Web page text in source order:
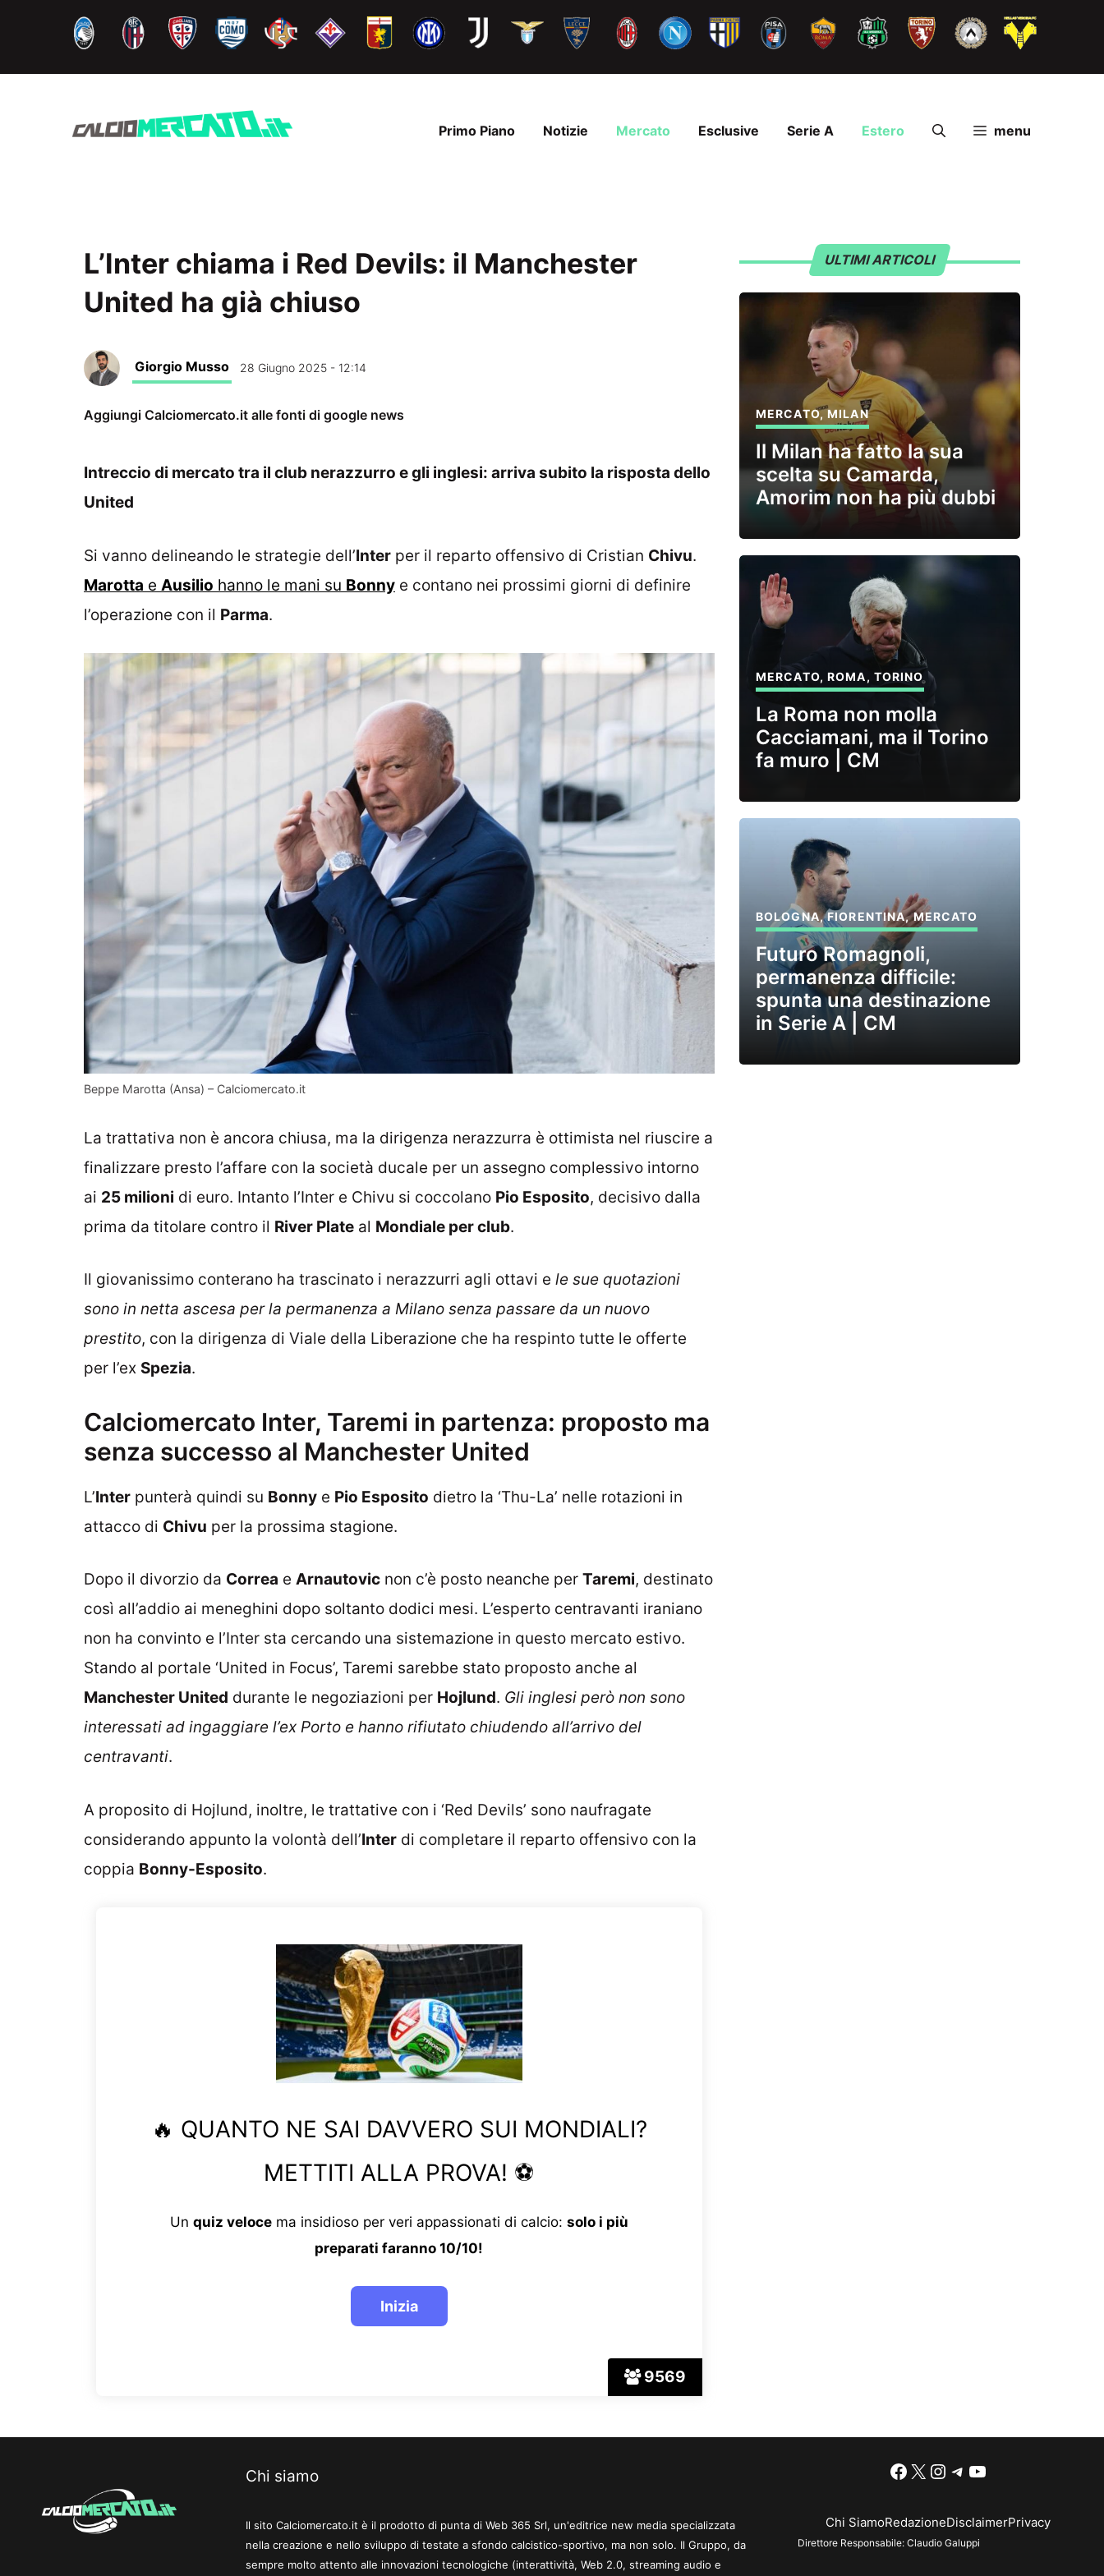
contenuto
Primo Piano Notizie Mercato Esclusive Serie A Estero menu
L’Inter chiama i Red Devils: il Manchester
United ha già chiuso
Giorgio Musso 28 Giugno 2025 - 12:14
Aggiungi Calciomercato.it alle fonti di google news
Intreccio di mercato tra il club nerazzurro e gli inglesi: arriva subito la risposta dello
United
Si vanno delineando le strategie dell’Inter per il reparto offensivo di Cristian Chivu.
Marotta e Ausilio hanno le mani su Bonny e contano nei prossimi giorni di definire
l’operazione con il Parma.
Beppe Marotta (Ansa) – Calciomercato.it
La trattativa non è ancora chiusa, ma la dirigenza nerazzurra è ottimista nel riuscire a
finalizzare presto l’affare con la società ducale per un assegno complessivo intorno
ai 25 milioni di euro. Intanto l’Inter e Chivu si coccolano Pio Esposito, decisivo dalla
prima da titolare contro il River Plate al Mondiale per club.
Il giovanissimo conterano ha trascinato i nerazzurri agli ottavi e le sue quotazioni
sono in netta ascesa per la permanenza a Milano senza passare da un nuovo
prestito, con la dirigenza di Viale della Liberazione che ha respinto tutte le offerte
per l’ex Spezia.
Calciomercato Inter, Taremi in partenza: proposto ma
senza successo al Manchester United
L’Inter punterà quindi su Bonny e Pio Esposito dietro la ‘Thu-La’ nelle rotazioni in
attacco di Chivu per la prossima stagione.
Dopo il divorzio da Correa e Arnautovic non c’è posto neanche per Taremi, destinato
così all’addio ai meneghini dopo soltanto dodici mesi. L’esperto centravanti iraniano
non ha convinto e l’Inter sta cercando una sistemazione in questo mercato estivo.
Stando al portale ‘United in Focus’, Taremi sarebbe stato proposto anche al
Manchester United durante le negoziazioni per Hojlund. Gli inglesi però non sono
interessati ad ingaggiare l’ex Porto e hanno rifiutato chiudendo all’arrivo del
centravanti.
A proposito di Hojlund, inoltre, le trattative con i ‘Red Devils’ sono naufragate
considerando appunto la volontà dell’Inter di completare il reparto offensivo con la
coppia Bonny-Esposito.
9569
🔥 QUANTO NE SAI DAVVERO SUI MONDIALI?
METTITI ALLA PROVA! ⚽
Un quiz velocema insidioso per veri appassionati di calcio: solo i più
preparati faranno 10/10!
ULTIMI ARTICOLI
MERCATO,MILAN
Il Milan ha fatto la sua
scelta su Camarda,
Amorim non ha più dubbi
MERCATO,ROMA, TORINO
La Roma non molla
Cacciamani, ma il Torino
fa muro | CM
BOLOGNA,FIORENTINA,MERCATO
Futuro Romagnoli,
permanenza difficile:
spunta una destinazione
in Serie A | CM
Chi siamo
Il sito Calciomercato.it è il prodotto di punta di Web 365 Srl, un'editrice new media specializzata
nella creazione e nello sviluppo di testate a sfondo calcistico-sportivo, ma non solo. Il Gruppo, da
sempre molto attento alle innovazioni tecnologiche (interattività, Web 2.0, streaming audio e
Facebook
X Instagram
Telegram
YouTube
Chi SiamoRedazioneDisclaimerPrivacy
Direttore Responsabile: Claudio Galuppi